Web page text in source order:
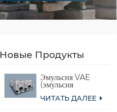
Новые Продукты
Эмульсия VAE
(эмульсия
сополимера
винилацетата и
этилена)
ЧИТАТЬ ДАЛЕЕ